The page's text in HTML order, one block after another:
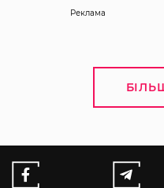
Реклама